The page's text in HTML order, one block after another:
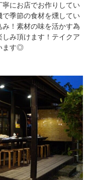
にお店でお作りしてい
で季節の食材を燻してい
！素材の味を活かす為
み頂けます！テイクア
ます◎